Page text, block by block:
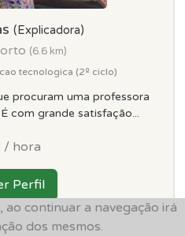
ao continuar a navegação irá
dos mesmos.
(Explicadora)
(6.6 km)
tecnologica (2º ciclo)
procuram uma professora
com grande satisfação...
/ hora
Perfil